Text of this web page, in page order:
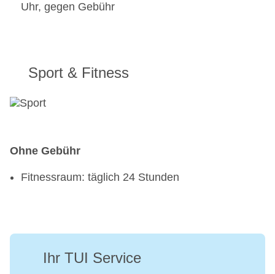
Uhr, gegen Gebühr
Sport & Fitness
Ohne Gebühr
Fitnessraum: täglich 24 Stunden
Ihr TUI Service